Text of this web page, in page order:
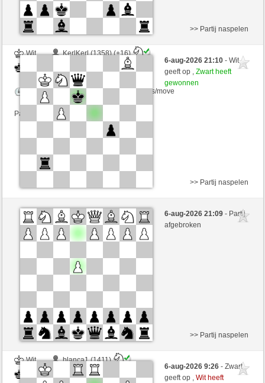
Wit
KerlKerl (1358) (+16)
Tag97 (1355) (-16)
Speelduur: 10 minutes/side + 6 seconds/move
Partij telt mee voor de ranglijst
>> Partij naspelen
6-aug-2026 21:10- Wit
geeft op ,Zwart heeft
gewonnen
Wit
blanca1 (1411) (-19)
Zwart
Tag97 (1336) (+19)
Partij telt mee voor de ranglijst
>> Partij naspelen
6-aug-2026 21:09- Partij
afgebroken
Wit
blanca1 (1411)
Zwart
Tag97 (1336)
>> Partij naspelen
6-aug-2026 9:26- Zwart
geeft op ,Wit heeft